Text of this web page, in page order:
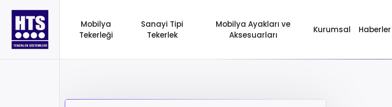
Mobilya
Tekerleği
Sanayi Tipi
Tekerlek
Mobilya Ayakları ve
Aksesuarları
Kurumsal Haberler